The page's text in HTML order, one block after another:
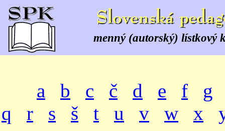
menný (autorský) lístkový
a b c č d e f
g
q
r s š t u v w x